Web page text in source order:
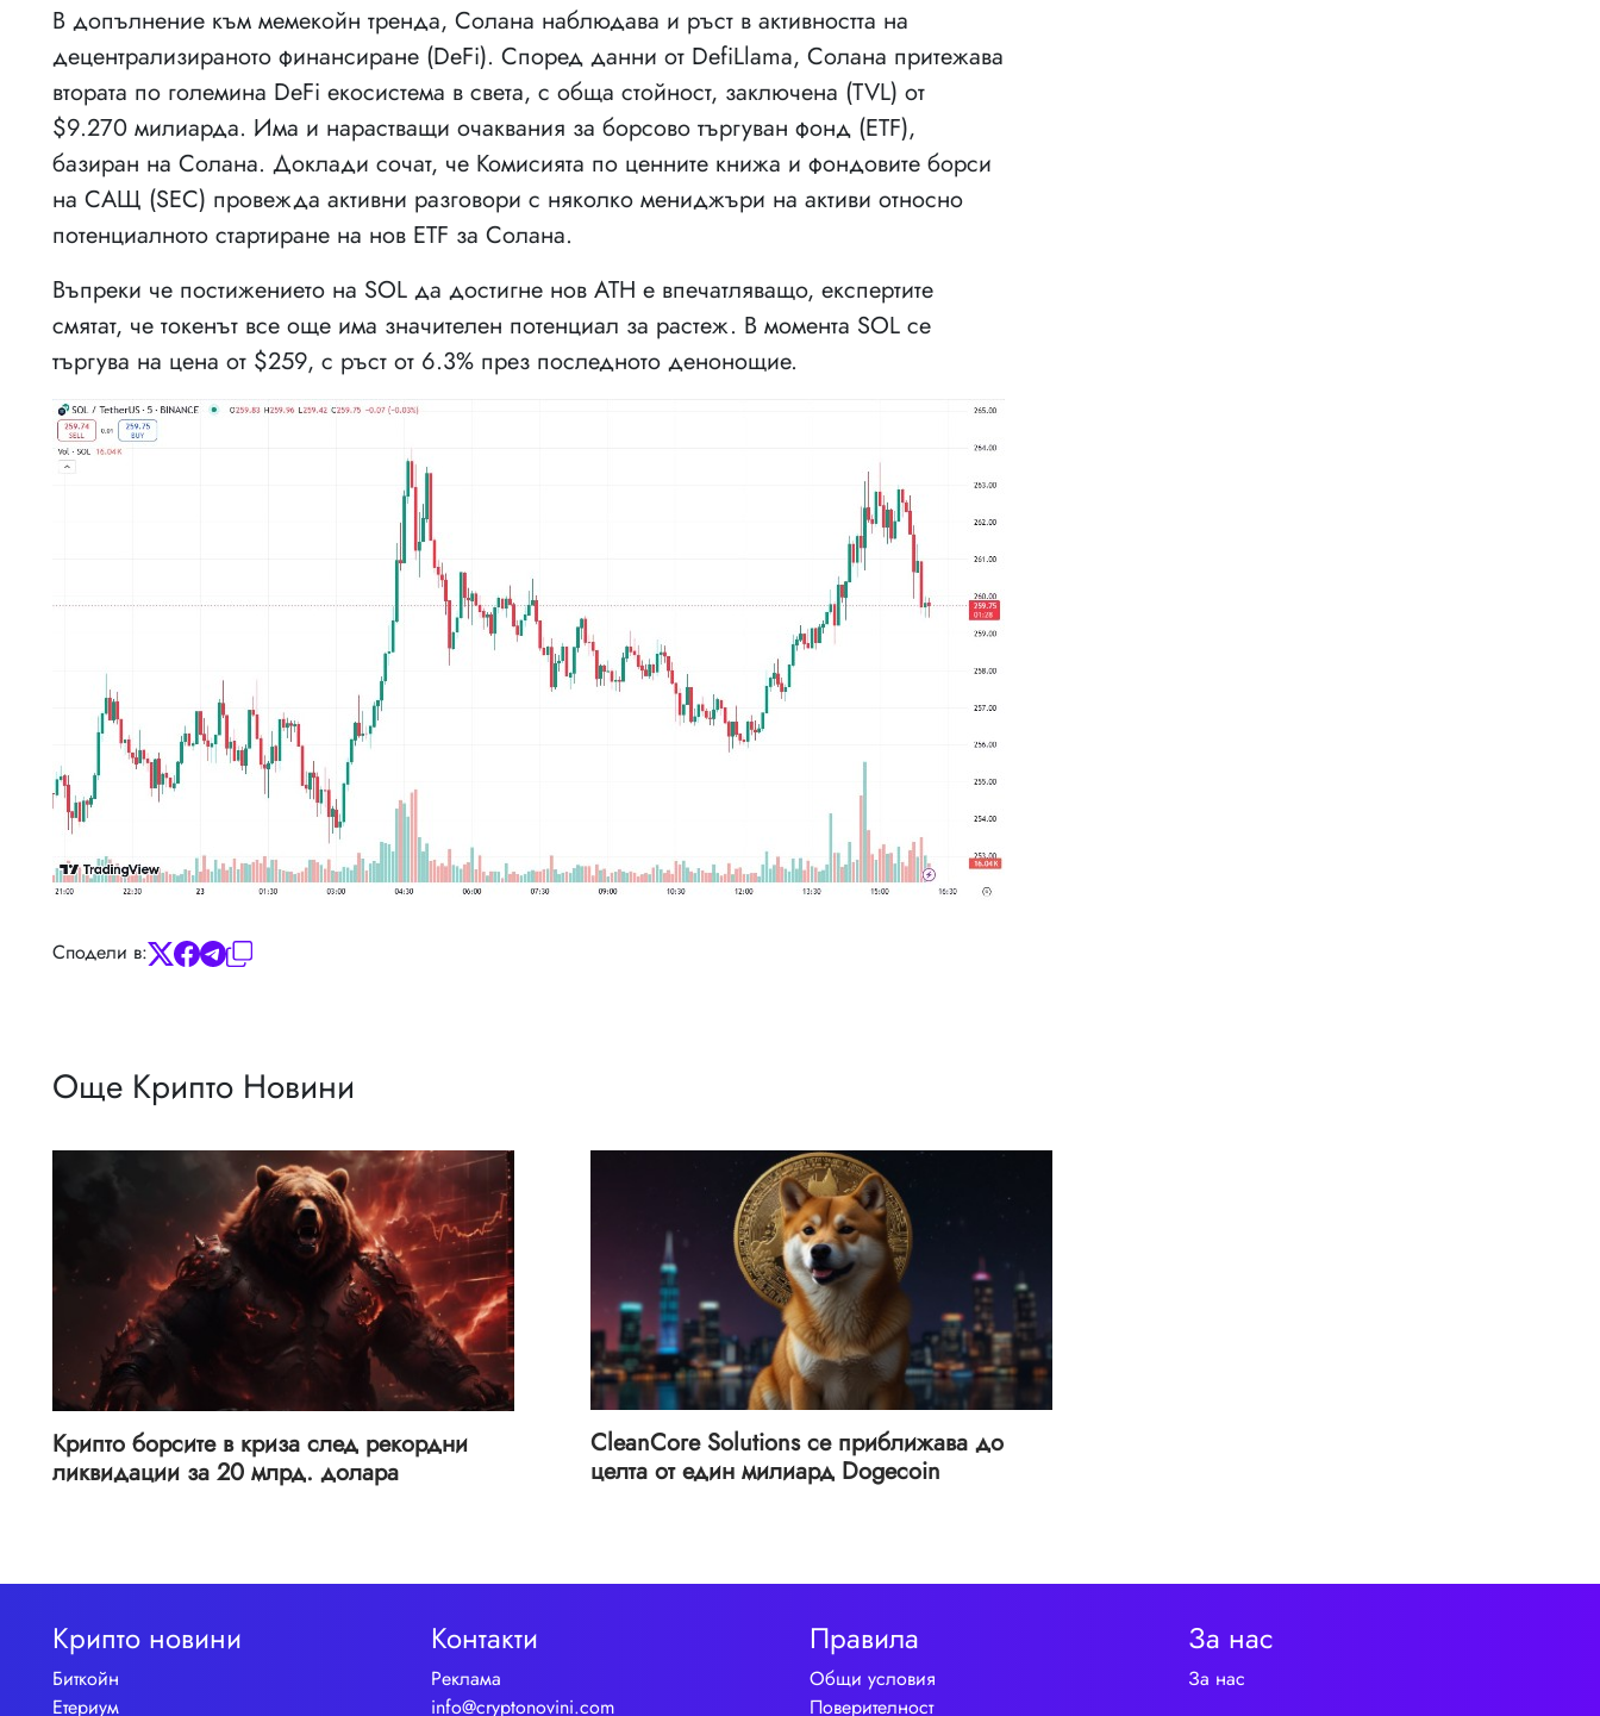
В допълнение към мемекойн тренда, Солана наблюдава и ръст в активността на
децентрализираното финансиране (DeFi). Според данни от DefiLlama, Солана притежава
втората по големина DeFi екосистема в света, с обща стойност, заключена (TVL) от
$9.270 милиарда. Има и нарастващи очаквания за борсово търгуван фонд (ETF),
базиран на Солана. Доклади сочат, че Комисията по ценните книжа и фондовите борси
на САЩ (SEC) провежда активни разговори с няколко мениджъри на активи относно
потенциалното стартиране на нов ETF за Солана.
Въпреки че постижението на SOL да достигне нов ATH е впечатляващо, експертите
смятат, че токенът все още има значителен потенциал за растеж. В момента SOL се
търгува на цена от $259, с ръст от 6.3% през последното денонощие.
Сподели в:
Още Крипто Новини
Крипто борсите в криза след рекордни
ликвидации за 20 млрд. долара
CleanCore Solutions се приближава до
целта от един милиард Dogecoin
Крипто новини
Биткойн
Етериум
Контакти
Реклама
info@cryptonovini.com
Правила
Общи условия
Поверителност
За нас
За нас